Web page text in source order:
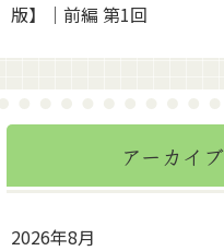
版】｜前編 第1回
アーカイブ
2026年8月